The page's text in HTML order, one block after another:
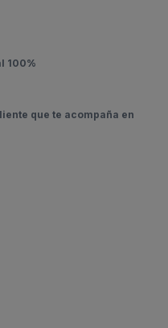
100%
que te acompaña en